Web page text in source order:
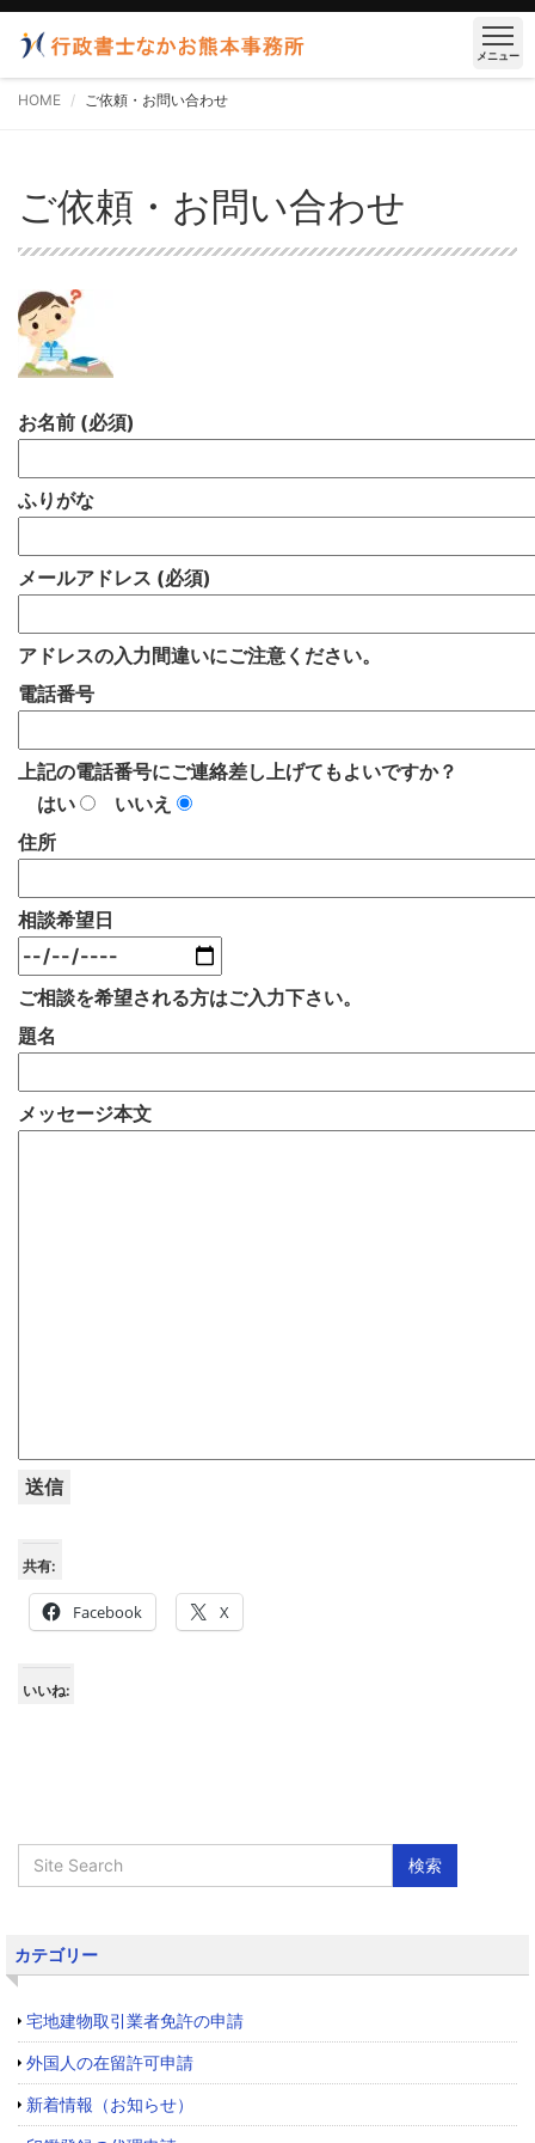
メニュー
HOME ご依頼・お問い合わせ
ご依頼・お問い合わせ
お名前 (必須)
ふりがな
メールアドレス (必須)
アドレスの入力間違いにご注意ください。
電話番号
上記の電話番号にご連絡差し上げてもよいですか？
はい
いいえ
住所
相談希望日
ご相談を希望される方はご入力下さい。
題名
メッセージ本文
共有:
Facebook X
いいね:
カテゴリー
宅地建物取引業者免許の申請
外国人の在留許可申請
新着情報（お知らせ）